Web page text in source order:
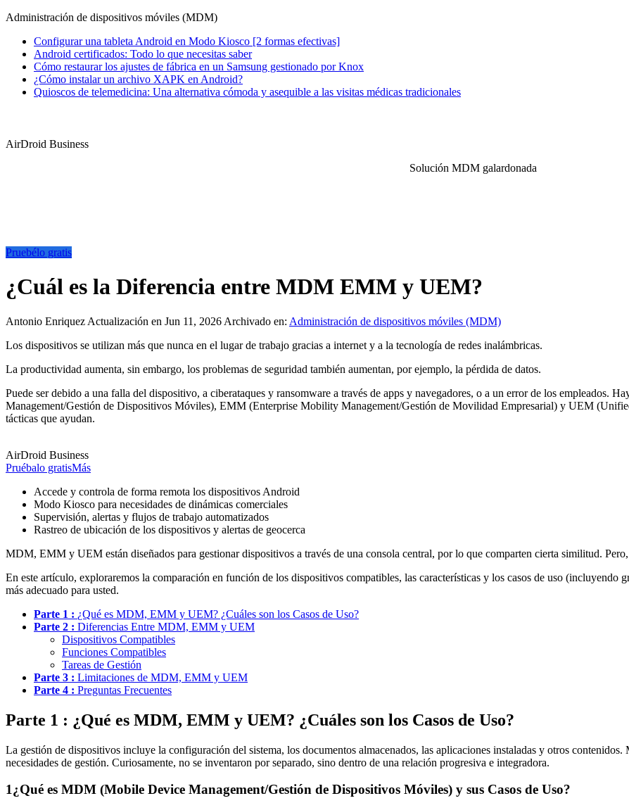
Administración de dispositivos móviles (MDM)
Configurar una tableta Android en Modo Kiosco [2 formas efectivas]
Android certificados: Todo lo que necesitas saber
Cómo restaurar los ajustes de fábrica en un Samsung gestionado por Knox
¿Cómo instalar un archivo XAPK en Android?
Quioscos de telemedicina: Una alternativa cómoda y asequible a las visitas médicas tradicionales
AirDroid Business
Solución MDM galardonada
Pruebélo gratis
¿Cuál es la Diferencia entre MDM EMM y UEM?
Antonio Enriquez Actualización en Jun 11, 2026 Archivado en: Administración de dispositivos móviles (MDM)
Los dispositivos se utilizan más que nunca en el lugar de trabajo gracias a internet y a la tecnología de redes inalámbricas.
La productividad aumenta, sin embargo, los problemas de seguridad también aumentan, por ejemplo, la pérdida de datos.
Puede ser debido a una falla del dispositivo, a ciberataques y ransomware a través de apps y navegadores, o a un error de los empleados.
Management/Gestión de Dispositivos Móviles), EMM (Enterprise Mobility Management/Gestión de Movilidad Empresarial) y UEM
tácticas que ayudan.
AirDroid Business
Pruébalo gratisMás
Accede y controla de forma remota los dispositivos Android
Modo Kiosco para necesidades de dinámicas comerciales
Supervisión, alertas y flujos de trabajo automatizados
Rastreo de ubicación de los dispositivos y alertas de geocerca
MDM, EMM y UEM están diseñados para gestionar dispositivos a través de una consola central, por lo que comparten cierta similitud.
En este artículo, exploraremos la comparación en función de los dispositivos compatibles, las características y los casos de uso (incluyendo
más adecuado para usted.
Parte 1 : ¿Qué es MDM, EMM y UEM? ¿Cuáles son los Casos de Uso?
Parte 2 : Diferencias Entre MDM, EMM y UEM
Dispositivos Compatibles
Funciones Compatibles
Tareas de Gestión
Parte 3 : Limitaciones de MDM, EMM y UEM
Parte 4 : Preguntas Frecuentes
Parte 1 : ¿Qué es MDM, EMM y UEM? ¿Cuáles son los Casos de Uso?
La gestión de dispositivos incluye la configuración del sistema, los documentos almacenados, las aplicaciones instaladas y otros
necesidades de gestión. Curiosamente, no se inventaron por separado, sino dentro de una relación progresiva e integradora.
1¿Qué es MDM (Mobile Device Management/Gestión de Dispositivos Móviles) y sus Casos de Uso?